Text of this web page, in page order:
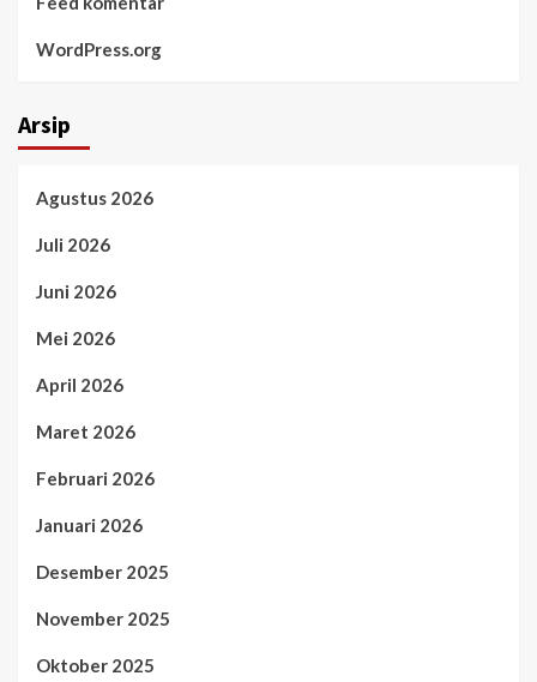
WordPress.org
Arsip
Agustus 2026
Juli 2026
Juni 2026
Mei 2026
April 2026
Maret 2026
Februari 2026
Januari 2026
Desember 2025
November 2025
Oktober 2025